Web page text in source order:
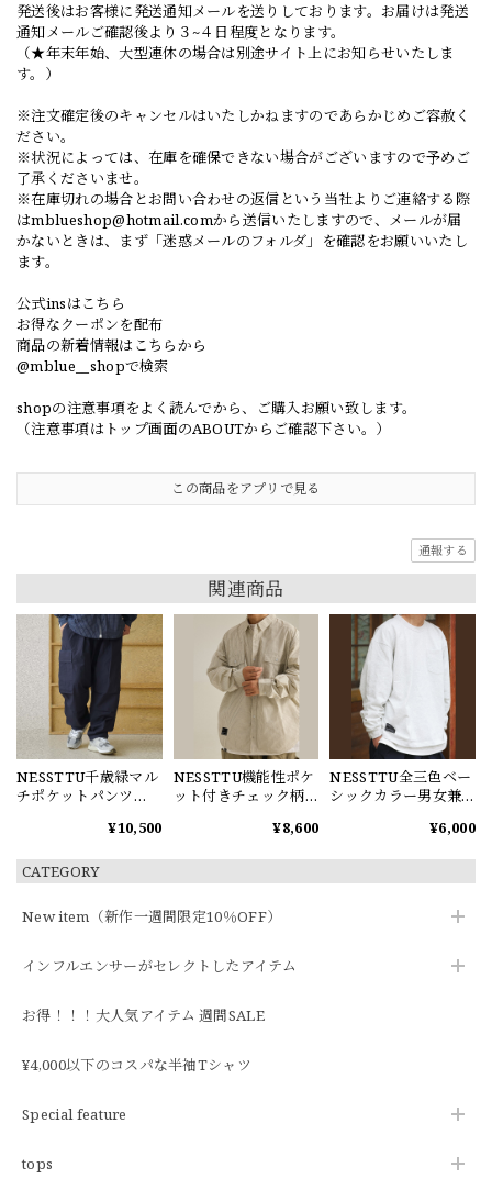
CATEGORY
New item（新作一週間限定10％OFF）
インフルエンサーがセレクトしたアイテム
お得！！！大人気アイテム 週間SALE
¥4,000以下のコスパな半袖Tシャツ
Special feature
tops
発送後はお客様に発送通知メールを送りしております。お届けは発送
通知メールご確認後より３~４日程度となります。
（★年末年始、大型連休の場合は別途サイト上にお知らせいたしま
す。）
※注文確定後のキャンセルはいたしかねますのであらかじめご容赦く
ださい。
※状況によっては、在庫を確保できない場合がございますので予めご
了承くださいませ。
※在庫切れの場合とお問い合わせの返信という当社よりご連絡する際
はmblueshop@hotmail.comから送信いたしますので、メールが届
かないときは、まず「迷惑メールのフォルダ」を確認をお願いいたし
ます。
公式insはこちら
お得なクーポンを配布
商品の新着情報はこちらから
@mblue__shopで検索
shopの注意事項をよく読んでから、ご購入お願い致します。
（注意事項はトップ画面のABOUTからご確認下さい。）
この商品をアプリで見る
通報する
関連商品
NESSTTU千歳緑マル
チポケットパンツ
¥10,500
NESSTTU機能性ポケ
ット付きチェック柄
¥8,600
NESSTTU全三色ベー
シックカラー男女兼
¥6,000